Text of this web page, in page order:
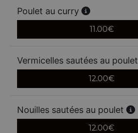
Poulet au curry
11.00€
Vermicelles sautées au poulet
12.00€
Nouilles sautées au poulet
12.00€